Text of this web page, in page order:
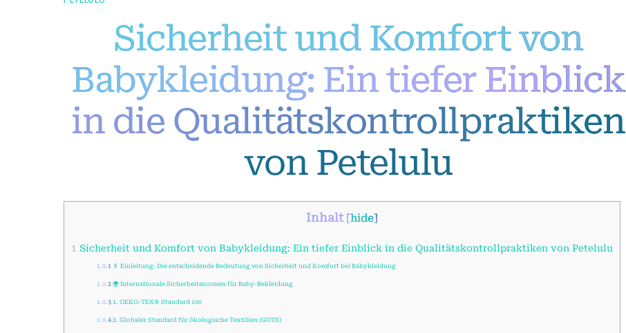
Sicherheit und Komfort von
Babykleidung: Ein tiefer Einblick
in die Qualitätskontrollpraktiken
von Petelulu
Inhalt [hide]
1 Sicherheit und Komfort von Babykleidung: Ein tiefer Einblick in die Qualitätskontrollpraktiken von Petelulu
1.0.1 🍼 Einleitung: Die entscheidende Bedeutung von Sicherheit und Komfort bei Babykleidung
1.0.2🌍 Internationale Sicherheitsnormen für Baby-Bekleidung
1.0.31. OEKO-TEX® Standard 100
1.0.42. Globaler Standard für ökologische Textilien (GOTS)